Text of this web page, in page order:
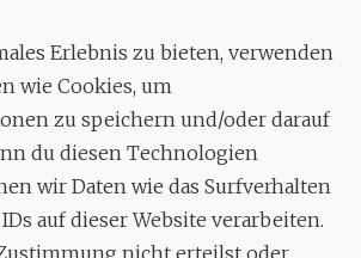
Erlebnis zu bieten, verwenden
wie Cookies, um
zu speichern und/oder darauf
du diesen Technologien
wir Daten wie das Surfverhalten
auf dieser Website verarbeiten.
nicht erteilst oder
Aixheimer Str. 18
70619 Stuttgart
MUSIK
Leiter:
Enrico Trummer